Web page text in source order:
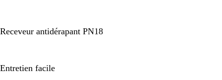
Receveur antidérapant PN18
Entretien facile